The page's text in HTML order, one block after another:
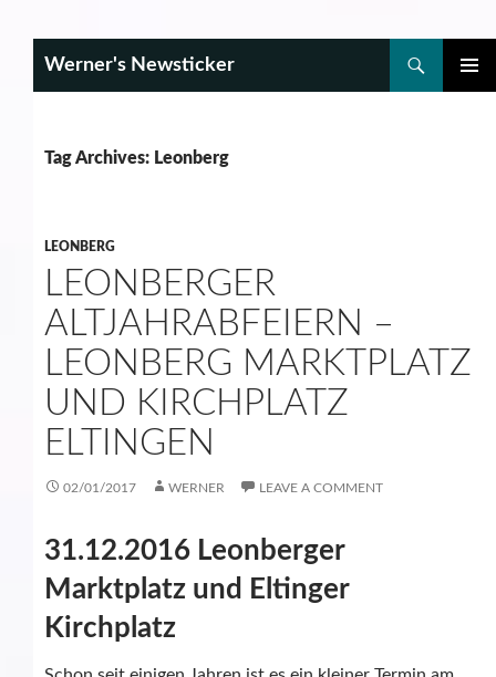
Werner's Newsticker
Tag Archives: Leonberg
LEONBERG
LEONBERGER
ALTJAHRABFEIERN –
LEONBERG MARKTPLATZ
UND KIRCHPLATZ
ELTINGEN
02/01/2017 WERNER LEAVE A COMMENT
31.12.2016 Leonberger
Marktplatz und Eltinger
Kirchplatz